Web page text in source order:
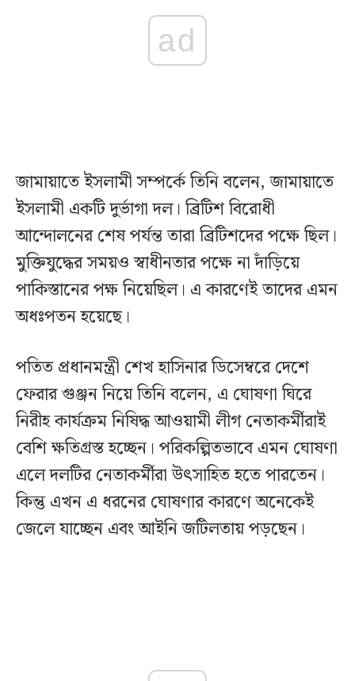
ad
জামায়াতে ইসলামী সম্পর্কে তিনি বলেন, জামায়াতে
ইসলামী একটি দুর্ভাগা দল। ব্রিটিশ বিরোধী
আন্দোলনের শেষ পর্যন্ত তারা ব্রিটিশদের পক্ষে ছিল।
মুক্তিযুদ্ধের সময়ও স্বাধীনতার পক্ষে না দাঁড়িয়ে
পাকিস্তানের পক্ষ নিয়েছিল। এ কারণেই তাদের এমন
অধঃপতন হয়েছে।
পতিত প্রধানমন্ত্রী শেখ হাসিনার ডিসেম্বরে দেশে
ফেরার গুঞ্জন নিয়ে তিনি বলেন, এ ঘোষণা ঘিরে
নিরীহ কার্যক্রম নিষিদ্ধ আওয়ামী লীগ নেতাকর্মীরাই
বেশি ক্ষতিগ্রস্ত হচ্ছেন। পরিকল্পিতভাবে এমন ঘোষণা
এলে দলটির নেতাকর্মীরা উৎসাহিত হতে পারতেন।
কিন্তু এখন এ ধরনের ঘোষণার কারণে অনেকেই
জেলে যাচ্ছেন এবং আইনি জটিলতায় পড়ছেন।